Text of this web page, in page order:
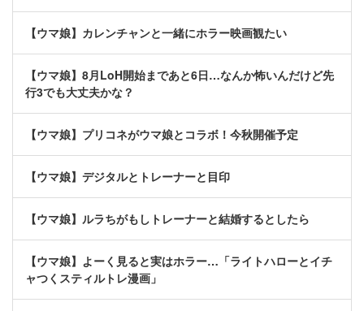
【ウマ娘】カレンチャンと一緒にホラー映画観たい
【ウマ娘】8月LoH開始まであと6日…なんか怖いんだけど先
行3でも大丈夫かな？
【ウマ娘】プリコネがウマ娘とコラボ！今秋開催予定
【ウマ娘】デジタルとトレーナーと目印
【ウマ娘】ルラちがもしトレーナーと結婚するとしたら
【ウマ娘】よーく見ると実はホラー…「ライトハローとイチ
ャつくスティルトレ漫画」